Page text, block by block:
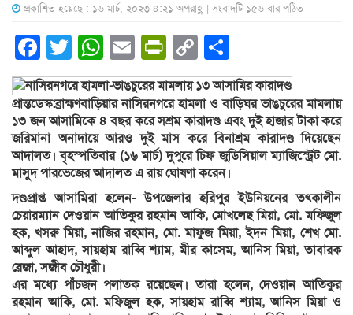
প্রকাশিত হয়েছে : ১৬ মার্চ, ২০২৩ ৪:২১ অপরাহ্ণ | সংবাদটি ১৫৬ বার পঠিত
Facebook
Twitter
WhatsApp
EmailPrintFriendly
Copy
Link
প্রান্তডেস্ক:ব্রাহ্মণবাড়িয়ার নাসিরনগরে হামলা ও বাড়িঘর ভাঙচুরের মামলায়
১৩ জন আসামিকে ৪ বছর করে সশ্রম কারাদণ্ড এবং দুই হাজার টাকা করে
জরিমানা অনাদায়ে আরও দুই মাস করে বিনাশ্রম কারাদণ্ড দিয়েছেন
আদালত। বৃহস্পতিবার (১৬ মার্চ) দুপুরে চিফ জুডিসিয়াল ম্যাজিস্ট্রেট মো.
মাসুদ পারভেজের আদালত এ রায় ঘোষণা করেন।
দণ্ডপ্রাপ্ত আসামিরা হলেন- উপজেলার হরিপুর ইউনিয়নের তৎকালীন
চেয়ারম্যান দেওয়ান আতিকুর রহমান আকি, মোখলেছ মিয়া, মো. মফিজুল
হক, খসরু মিয়া, নাজির রহমান, মো. মাফুজ মিয়া, ইদন মিয়া, শেখ মো.
আব্দুল আহাদ, সায়হাম রাব্বি শ্যাম, মীর কাসেম, আনিস মিয়া, তাবারক
রেজা, সজীব চৌধুরী।
এর মধ্যে পাঁচজন পলাতক রয়েছেন। তারা হলেন, দেওয়ান আতিকুর
রহমান আকি, মো. মফিজুল হক, সায়হাম রাব্বি শ্যাম, আনিস মিয়া ও